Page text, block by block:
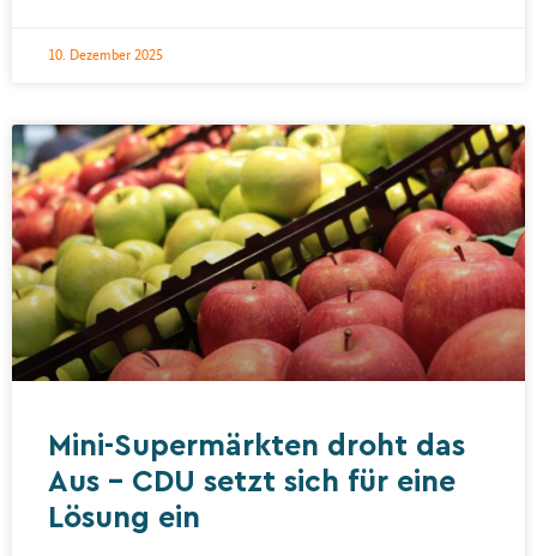
10. Dezember 2025
Mini-Supermärkten droht das
Aus – CDU setzt sich für eine
Lösung ein